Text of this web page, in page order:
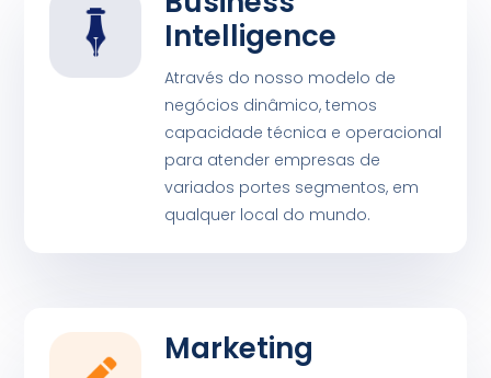
Intelligence
Através do nosso modelo de
negócios dinâmico, temos
capacidade técnica e operacional
para atender empresas de
variados portes segmentos, em
qualquer local do mundo.
Marketing